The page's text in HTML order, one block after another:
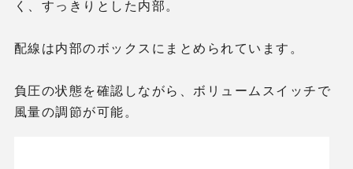
く、すっきりとした内部。
配線は内部のボックスにまとめられています。
負圧の状態を確認しながら、ボリュームスイッチで
風量の調節が可能。